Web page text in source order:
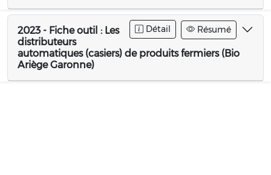
Détail Résumé
2023 - Fiche outil : Les
distributeurs
automatiques (casiers) de produits fermiers (Bio
Ariège Garonne)